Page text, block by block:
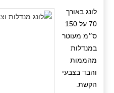
לונג באורך
70 על 150
ס״מ מעוטר
במנדלות
מהממות
והבד בצבעי
הקשת.